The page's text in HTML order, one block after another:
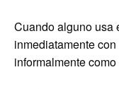
Cuando alguno usa
inmediatamente
informalmente como